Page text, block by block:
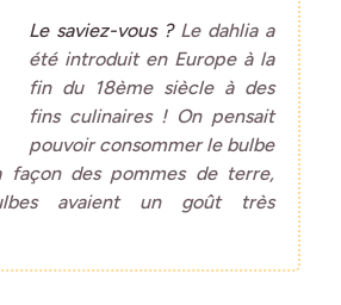
Le saviez-vous ?Le dahlia a
été introduit en Europe à la
fin du 18ème siècle à des
fins culinaires ! On pensait
pouvoir consommer le bulbe
façon des pommes de terre,
avaient un goût très